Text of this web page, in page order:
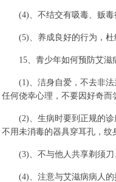
(4)、不结交有吸毒、贩毒行
(5)、养成良好的行为，杜
15、青少年如何预防艾滋
(1)、洁身自爱，不去非法
任何侥幸心理，不要因好奇而
(2)、生病时要到正规的诊所
不用未消毒的器具穿耳孔，纹
(3)、不与他人共享剃须刀
(4)、注意与艾滋病病人的接